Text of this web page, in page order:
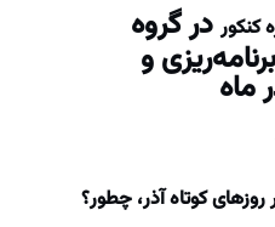
کنکوردر گروه
و
ماه
روزهای کوتاه آذر، چطور؟